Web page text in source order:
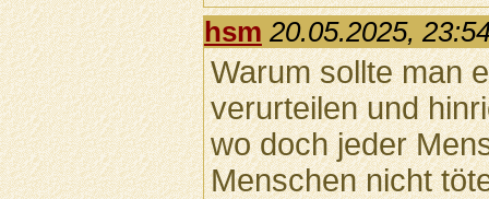
hsm 20.05.2025,
Warum sollte man
verurteilen und
wo doch jeder
Menschen nicht